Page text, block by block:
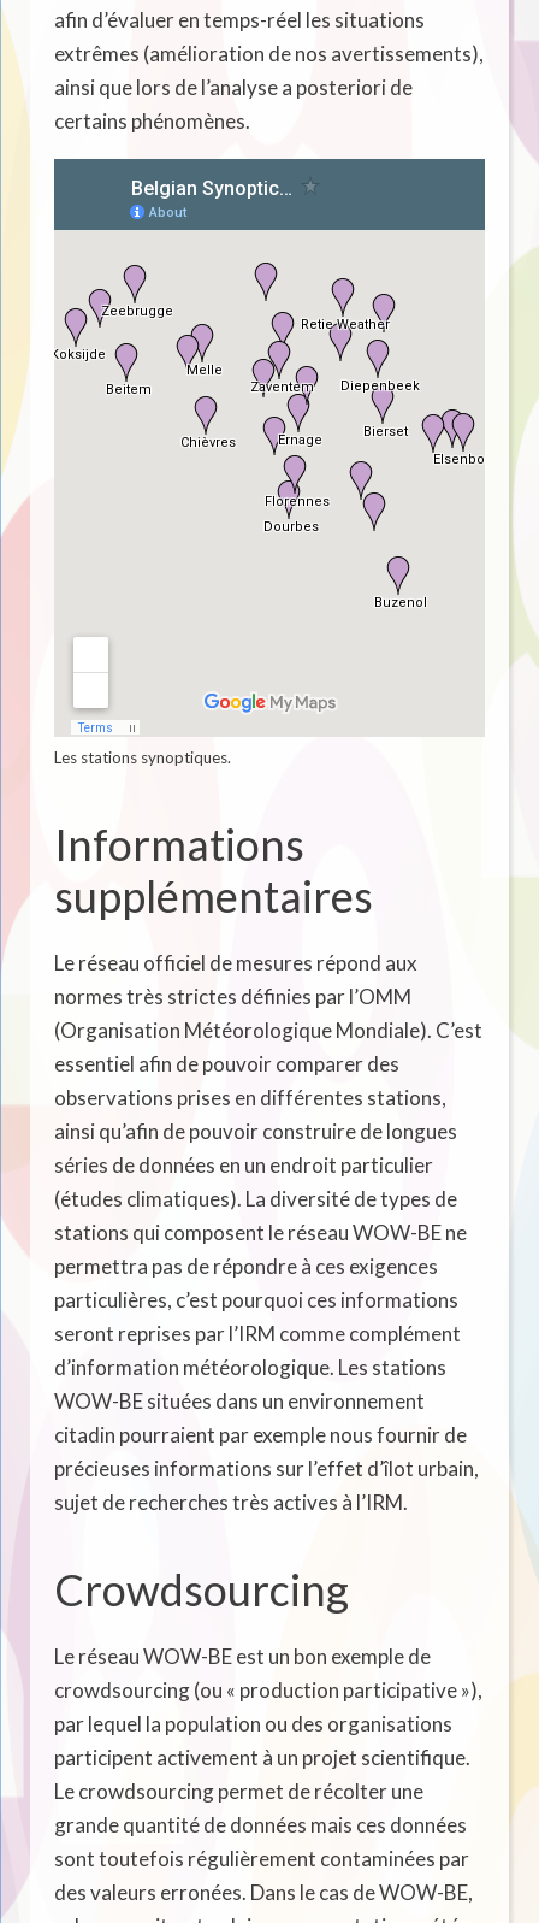
afin d’évaluer en temps-réel les situations
extrêmes (amélioration de nos avertissements),
ainsi que lors de l’analyse a posteriori de
certains phénomènes.
Les stations synoptiques.
Informations
supplémentaires
Le réseau officiel de mesures répond aux
normes très strictes définies par l’OMM
(Organisation Météorologique Mondiale). C’est
essentiel afin de pouvoir comparer des
observations prises en différentes stations,
ainsi qu’afin de pouvoir construire de longues
séries de données en un endroit particulier
(études climatiques). La diversité de types de
stations qui composent le réseau WOW-BE ne
permettra pas de répondre à ces exigences
particulières, c’est pourquoi ces informations
seront reprises par l’IRM comme complément
d’information météorologique. Les stations
WOW-BE situées dans un environnement
citadin pourraient par exemple nous fournir de
précieuses informations sur l’effet d’îlot urbain,
sujet de recherches très actives à l’IRM.
Crowdsourcing
Le réseau WOW-BE est un bon exemple de
crowdsourcing (ou « production participative »),
par lequel la population ou des organisations
participent activement à un projet scientifique.
Le crowdsourcing permet de récolter une
grande quantité de données mais ces données
sont toutefois régulièrement contaminées par
des valeurs erronées. Dans le cas de WOW-BE,